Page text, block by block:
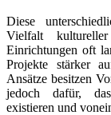
Diese
Vielfalt
Einrichtungen oft
Projekte stärker
Ansätze besitzen
jedoch dafür,
existieren und